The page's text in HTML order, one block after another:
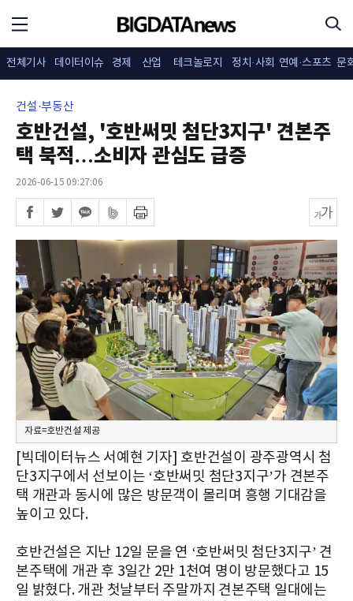
전체기사 데이터이슈 경제 산업 테크놀로지 정치·사회 연예·스포츠 문
건설·부동산
호반건설, '호반써밋 첨단3지구' 견본주
택 북적…소비자 관심도 급증
2026-06-15 09:27:06
자료=호반건설 제공
[빅데이터뉴스 서예현 기자] 호반건설이 광주광역시 첨
단3지구에서 선보이는 ‘호반써밋 첨단3지구’가 견본주
택 개관과 동시에 많은 방문객이 몰리며 흥행 기대감을
높이고 있다.
호반건설은 지난 12일 문을 연 ‘호반써밋 첨단3지구’ 견
본주택에 개관 후 3일간 2만 1천여 명이 방문했다고 15
일 밝혔다. 개관 첫날부터 주말까지 견본주택 일대에는